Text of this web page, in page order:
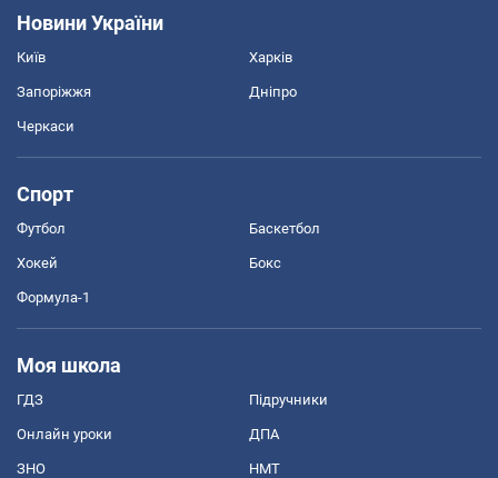
Новини України
Київ Харків
Запоріжжя Дніпро
Черкаси
Спорт
Футбол Баскетбол
Хокей Бокс
Формула-1
Моя школа
ГДЗ Підручники
Онлайн уроки ДПА
ЗНО НМТ